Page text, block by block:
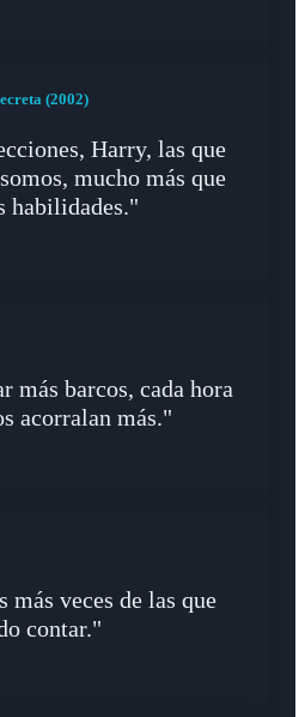
(2002)
Harry, las que
mucho más que
habilidades."
más barcos, cada hora
acorralan más."
más veces de las que
contar."